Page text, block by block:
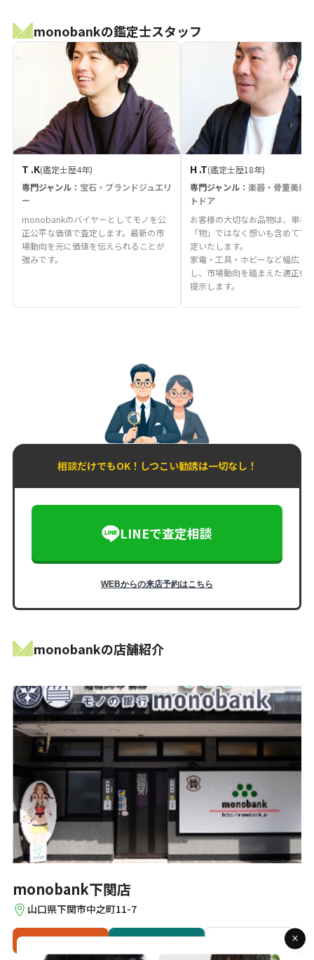
monobankの鑑定士スタッフ
T .K(鑑定士歴4年)
専門ジャンル： 宝石・ブランドジュエリ
ー
monobankのバイヤーとしてモノを公
正公平な価値で査定します。最新の市
場動向を元に価値を伝えられることが
強みです。
H .T(鑑定士歴18年)
専門ジャンル： 楽器・骨董美術
トドア
お客様の大切なお品物は、単な
「物」ではなく想いも含めて丁
定いたします。
家電・工具・ホビーなど幅広く
し、市場動向を踏まえた適正価
提示します。
相談だけでもOK！しつこい勧誘は一切なし！
LINEで査定相談
WEBからの来店予約はこちら
monobankの店舗紹介
monobank下関店
山口県下関市中之町11-7
来店予約 電話相談